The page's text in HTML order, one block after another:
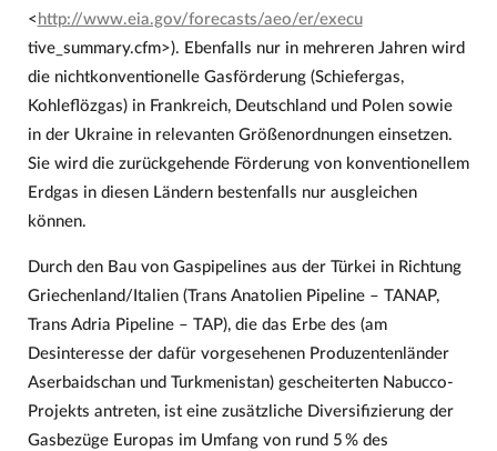
< http://www.eia.gov/forecasts/aeo/er/execu
tive_summary.cfm>). Ebenfalls nur in mehreren Jahren wird
die nichtkonventionelle Gasförderung (Schiefergas,
Kohleflözgas) in Frankreich, Deutschland und Polen sowie
in der Ukraine in relevanten Größenordnungen einsetzen.
Sie wird die zurückgehende Förderung von konventionellem
Erdgas in diesen Ländern bestenfalls nur ausgleichen
können.
Durch den Bau von Gaspipelines aus der Türkei in Richtung
Griechenland/Italien (Trans Anatolien Pipeline – TANAP,
Trans Adria Pipeline – TAP), die das Erbe des (am
Desinteresse der dafür vorgesehenen Produzentenländer
Aserbaidschan und Turkmenistan) gescheiterten Nabucco-
Projekts antreten, ist eine zusätzliche Diversifizierung der
Gasbezüge Europas im Umfang von rund 5 % des